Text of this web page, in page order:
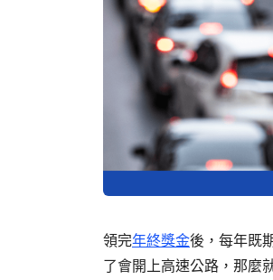
領完年終獎金後，每年既
了會開上高速公路，那麼